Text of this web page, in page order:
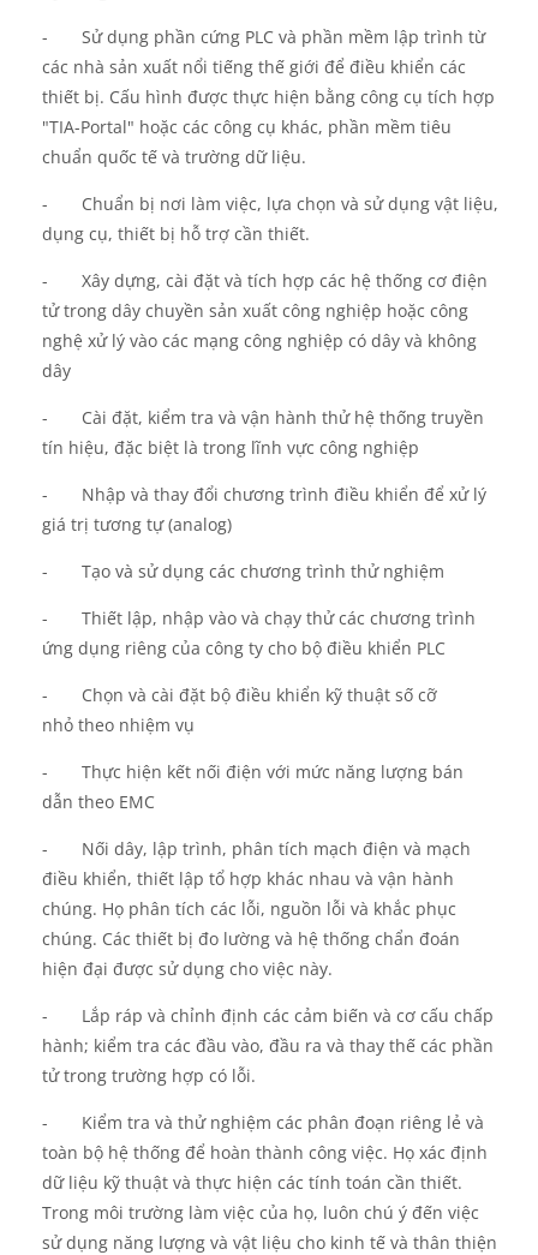
- Sử dụng phần cứng PLC và phần mềm lập trình từ
các nhà sản xuất nổi tiếng thế giới để điều khiển các
thiết bị. Cấu hình được thực hiện bằng công cụ tích hợp
"TIA-Portal" hoặc các công cụ khác, phần mềm tiêu
chuẩn quốc tế và trường dữ liệu.
- Chuẩn bị nơi làm việc, lựa chọn và sử dụng vật liệu,
dụng cụ, thiết bị hỗ trợ cần thiết.
- Xây dựng, cài đặt và tích hợp các hệ thống cơ điện
tửtrong dây chuyền sản xuất công nghiệp hoặc công
nghệ xử lý vào các mạng công nghiệp có dây và không
dây
- Cài đặt, kiểm tra và vận hành thửhệ thống truyền
tín hiệu, đặc biệt là trong lĩnh vực công nghiệp
- Nhập và thay đổi chương trình điều khiển để xử lý
giá trị tương tự(analog)
- Tạo và sử dụng các chương trình thử nghiệm
- Thiết lập, nhập vào và chạy thửcác chương trình
ứng dụng riêng của công ty cho bộ điều khiển PLC
- Chọn và cài đặt bộ điều khiển kỹ thuật số cỡ
nhỏ theo nhiệm vụ
- Thực hiện kết nối điện với mức năng lượng bán
dẫn theo EMC
- Nối dây, lập trình, phân tích mạch điện và mạch
điều khiển, thiết lập tổ hợp khác nhau và vận hành
chúng. Họ phân tích các lỗi, nguồn lỗi và khắc phục
chúng. Các thiết bị đo lường và hệ thống chẩn đoán
hiện đại được sử dụng cho việc này.
- Lắp ráp và chỉnh định các cảm biến và cơ cấu chấp
hành; kiểm tra các đầu vào, đầu ra và thay thế các phần
tử trong trường hợp có lỗi.
- Kiểm tra và thử nghiệm các phân đoạn riêng lẻ và
toàn bộ hệ thống để hoàn thành công việc. Họ xác định
dữ liệu kỹ thuật và thực hiện các tính toán cần thiết.
Trong môi trường làm việc của họ, luôn chú ý đến việc
sử dụng năng lượng và vật liệu cho kinh tế và thân thiện